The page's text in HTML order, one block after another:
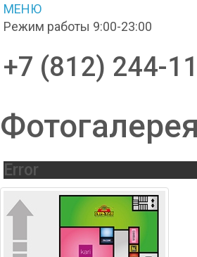
МЕНЮ
Режим работы 9:00-23:00
+7 (812) 244-
Фотогалерея
Error